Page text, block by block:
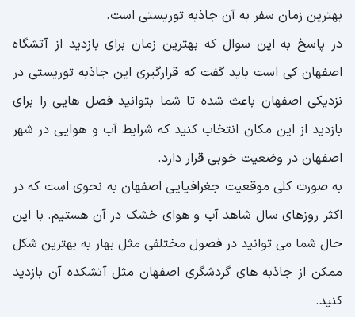
بهترین زمان سفر به آن جاذبه توریستی است.
در پاسخ به این سوال که بهترین زمان برای بازدید از آتشگاه
اصفهان کی است باید گفت که قرارگیری این جاذبه توریستی در
نزدیکی اصفهان باعث شده تا شما بتوانید فصل هایی را برای
بازدید از این مکان انتخاب کنید که شرایط آب و هوایی در شهر
اصفهان در وضعیت خوبی قرار دارد.
به صورت کلی موقعیت جغرافیایی اصفهان به نحوی است که در
اکثر روزهای سال شاهد آب و هوای خشک در آن هستیم. با این
حال شما می توانید در فصول مختلفی مثل بهار به بهترین شکل
ممکن از جاذبه های گردشگری اصفهان مثل آتشکده آن بازدید
کنید.